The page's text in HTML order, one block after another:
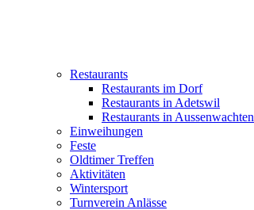
Restaurants
Restaurants im Dorf
Restaurants in Adetswil
Restaurants in Aussenwachten
Einweihungen
Feste
Oldtimer Treffen
Aktivitäten
Wintersport
Turnverein Anlässe